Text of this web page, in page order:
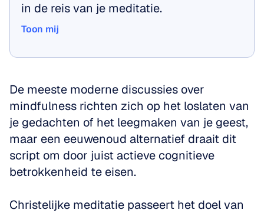
in de reis van je meditatie.
Toon mij
De meeste moderne discussies over
mindfulness richten zich op het loslaten van
je gedachten of het leegmaken van je geest,
maar een eeuwenoud alternatief draait dit
script om door juist actieve cognitieve
betrokkenheid te eisen.
Christelijke meditatie passeert het doel van